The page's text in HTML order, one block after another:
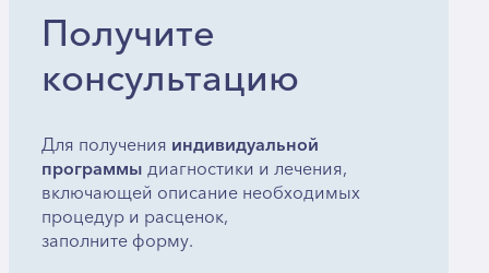
Получите
консультацию
Для получения индивидуальной
программыдиагностики и лечения,
включающей описание необходимых
процедур и расценок,
заполните форму.